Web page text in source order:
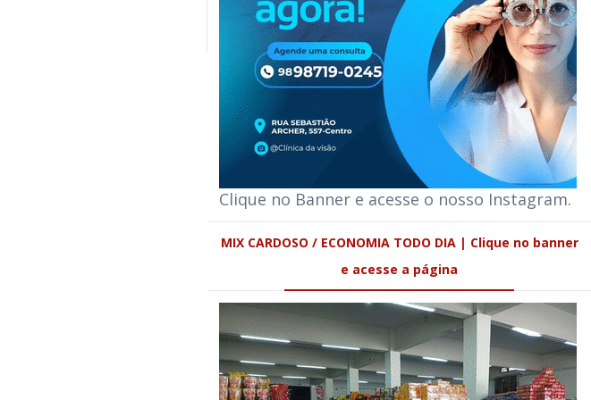
Clique no Banner e acesse o nosso Instagram.
MIX CARDOSO / ECONOMIA TODO DIA | Clique no banner
e acesse a página